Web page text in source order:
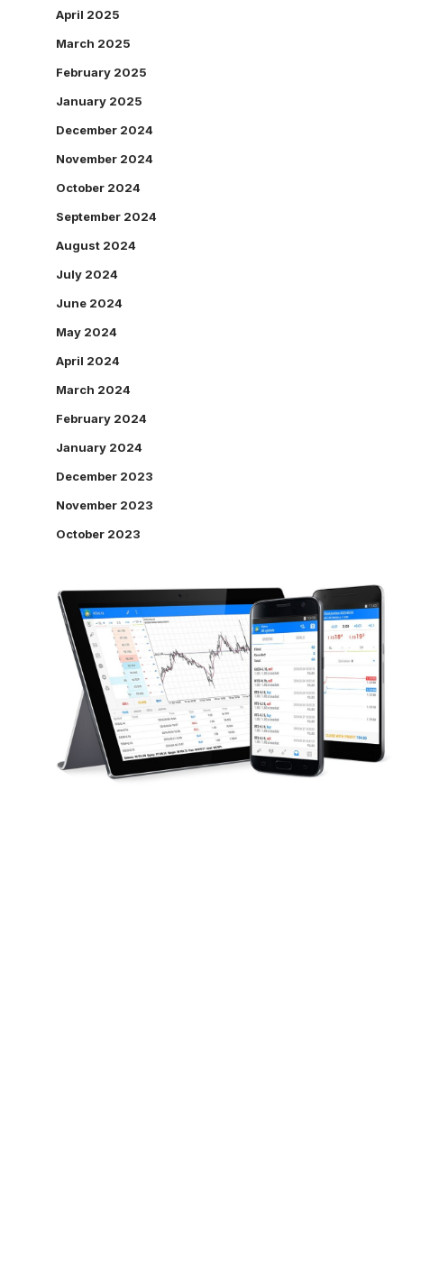
April 2025
March 2025
February 2025
January 2025
December 2024
November 2024
October 2024
September 2024
August 2024
July 2024
June 2024
May 2024
April 2024
March 2024
February 2024
January 2024
December 2023
November 2023
October 2023